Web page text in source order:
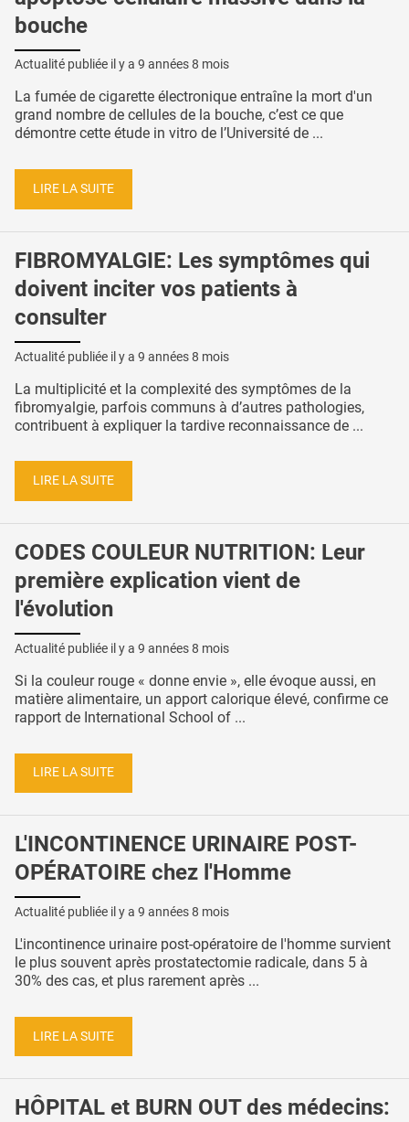
bouche
Actualité publiée il y a 9 années 8 mois
La fumée de cigarette électronique entraîne la mort d'un
grand nombre de cellules de la bouche, c’est ce que
démontre cette étude in vitro de l’Université de ...
LIRE LA SUITE
FIBROMYALGIE: Les symptômes qui
doivent inciter vos patients à
consulter
Actualité publiée il y a 9 années 8 mois
La multiplicité et la complexité des symptômes de la
fibromyalgie, parfois communs à d’autres pathologies,
contribuent à expliquer la tardive reconnaissance de ...
LIRE LA SUITE
CODES COULEUR NUTRITION: Leur
première explication vient de
l'évolution
Actualité publiée il y a 9 années 8 mois
Si la couleur rouge « donne envie », elle évoque aussi, en
matière alimentaire, un apport calorique élevé, confirme ce
rapport de International School of ...
LIRE LA SUITE
L'INCONTINENCE URINAIRE POST-
OPÉRATOIRE chez l'Homme
Actualité publiée il y a 9 années 8 mois
L'incontinence urinaire post-opératoire de l'homme survient
le plus souvent après prostatectomie radicale, dans 5 à
30% des cas, et plus rarement après ...
LIRE LA SUITE
HÔPITAL et BURN OUT des médecins: